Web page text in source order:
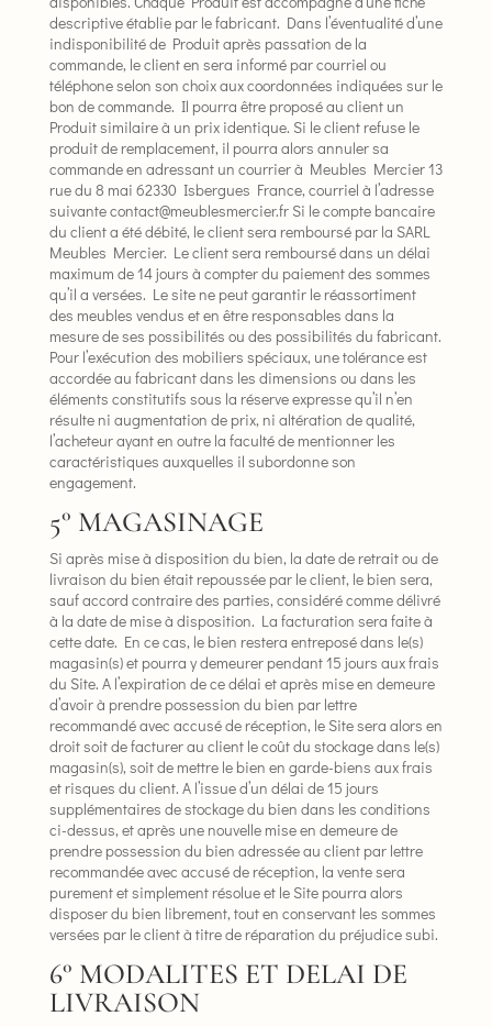
descriptive établie par le fabricant. Dans l’éventualité d’une
indisponibilité de Produit après passation de la
commande, le client en sera informé par courriel ou
téléphone selon son choix aux coordonnées indiquées sur le
bon de commande. Il pourra être proposé au client un
Produit similaire à un prix identique. Si le client refuse le
produit de remplacement, il pourra alors annuler sa
commande en adressant un courrier à Meubles Mercier 13
rue du 8 mai 62330 Isbergues France, courriel à l’adresse
suivante contact@meublesmercier.fr Si le compte bancaire
du client a été débité, le client sera remboursé par la SARL
Meubles Mercier. Le client sera remboursé dans un délai
maximum de 14 jours à compter du paiement des sommes
qu’il a versées. Le site ne peut garantir le réassortiment
des meubles vendus et en être responsables dans la
mesure de ses possibilités ou des possibilités du fabricant.
Pour l’exécution des mobiliers spéciaux, une tolérance est
accordée au fabricant dans les dimensions ou dans les
éléments constitutifs sous la réserve expresse qu’il n’en
résulte ni augmentation de prix, ni altération de qualité,
l’acheteur ayant en outre la faculté de mentionner les
caractéristiques auxquelles il subordonne son
engagement.
5° MAGASINAGE
Si après mise à disposition du bien, la date de retrait ou de
livraison du bien était repoussée par le client, le bien sera,
sauf accord contraire des parties, considéré comme délivré
à la date de mise à disposition. La facturation sera faite à
cette date. En ce cas, le bien restera entreposé dans le(s)
magasin(s) et pourra y demeurer pendant 15 jours aux frais
du Site. A l’expiration de ce délai et après mise en demeure
d’avoir à prendre possession du bien par lettre
recommandé avec accusé de réception, le Site sera alors en
droit soit de facturer au client le coût du stockage dans le(s)
magasin(s), soit de mettre le bien en garde-biens aux frais
et risques du client. A l’issue d’un délai de 15 jours
supplémentaires de stockage du bien dans les conditions
ci-dessus, et après une nouvelle mise en demeure de
prendre possession du bien adressée au client par lettre
recommandée avec accusé de réception, la vente sera
purement et simplement résolue et le Site pourra alors
disposer du bien librement, tout en conservant les sommes
versées par le client à titre de réparation du préjudice subi.
6° MODALITES ET DELAI DE
LIVRAISON